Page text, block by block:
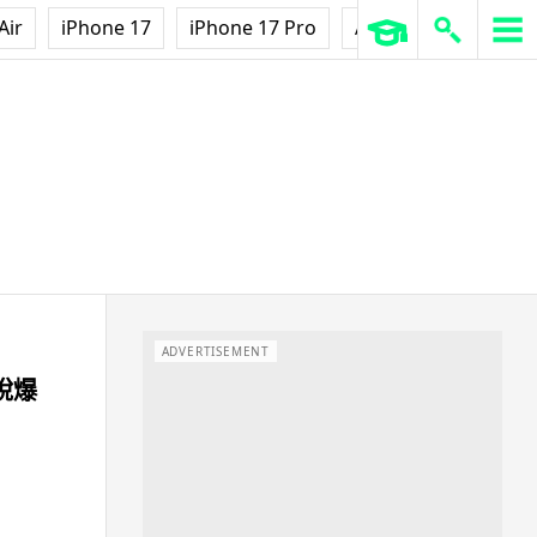
iPhone 17 iPhone 17 Pro AirPods Pro 3
爆
ADVERTISEMENT